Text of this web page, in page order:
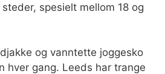
spesielt mellom 18 og
og vanntette joggesko
hver gang. Leeds har trange